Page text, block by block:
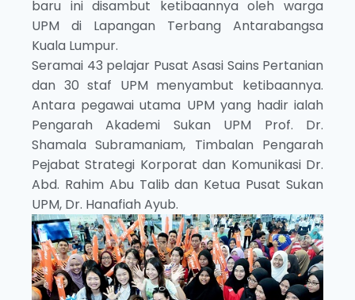
baru ini disambut ketibaannya oleh warga
UPM di Lapangan Terbang Antarabangsa
Kuala Lumpur.
Seramai 43 pelajar Pusat Asasi Sains Pertanian
dan 30 staf UPM menyambut ketibaannya.
Antara pegawai utama UPM yang hadir ialah
Pengarah Akademi Sukan UPM Prof. Dr.
Shamala Subramaniam, Timbalan Pengarah
Pejabat Strategi Korporat dan Komunikasi Dr.
Abd. Rahim Abu Talib dan Ketua Pusat Sukan
UPM, Dr. Hanafiah Ayub.